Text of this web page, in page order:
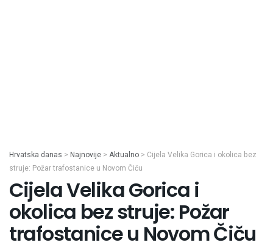
Hrvatska danas > Najnovije > Aktualno > Cijela Velika Gorica i okolica bez
struje: Požar trafostanice u Novom Čiču
Cijela Velika Gorica i
okolica bez struje: Požar
trafostanice u Novom Čiču